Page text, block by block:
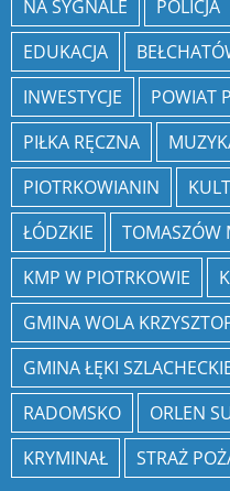
NA SYGNALE
POLICJA
EDUKACJA
INWESTYCJE
POWIAT
PIŁKA RĘCZNA
PIOTRKOWIANIN
ŁÓDZKIE
TOMASZÓW
KMP W PIOTRKOWIE
GMINA WOLA
GMINA ŁĘKI
RADOMSKO
ORLEN
KRYMINAŁ
STRAŻ